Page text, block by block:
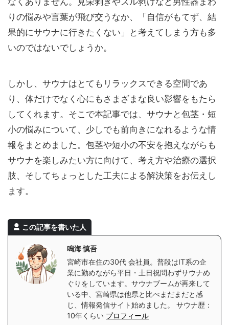
りの悩みや言葉が飛び交うなか、「自信がもてず、結
果的にサウナに行きたくない」と考えてしまう方も多
いのではないでしょうか。
しかし、サウナはとてもリラックスできる空間であ
り、体だけでなく心にもさまざまな良い影響をもたら
してくれます。そこで本記事では、サウナと包茎・短
小の悩みについて、少しでも前向きになれるような情
報をまとめました。包茎や短小の不安を抱えながらも
サウナを楽しみたい方に向けて、考え方や治療の選択
肢、そしてちょっとした工夫による解決策をお伝えし
ます。
この記事を書いた人
鳴海 慎吾
宮崎市在住の30代 会社員。普段はIT系の企
業に勤めながら平日・土日祝問わずサウナめ
ぐりをしています。サウナブームが再来して
いる中、宮崎県は他県と比べまだまだと感
じ、情報発信サイト始めました。 サウナ歴：
10年くらい プロフィール